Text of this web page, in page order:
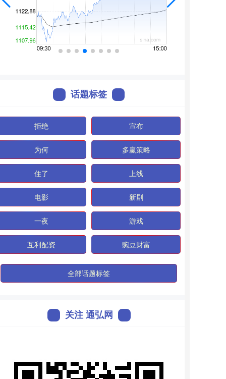
话题标签
拒绝 宣布
为何 多赢策略
住了 上线
电影 新剧
一夜 游戏
互利配资 豌豆财富
全部话题标签
关注 通弘网